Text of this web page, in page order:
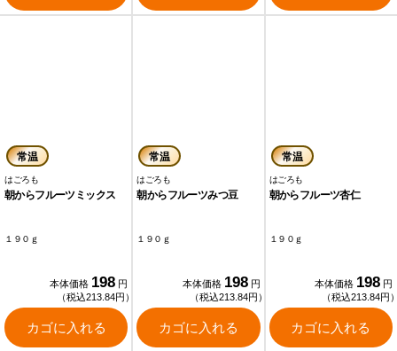
常温
はごろも
朝からフルーツミックス
１９０ｇ
本体価格 198 円
（税込213.84円）
カゴに入れる
常温
はごろも
朝からフルーツみつ豆
１９０ｇ
本体価格 198 円
（税込213.84円）
カゴに入れる
常温
はごろも
朝からフルーツ杏仁
１９０ｇ
本体価格 198 円
（税込213.84円
カゴに入れる